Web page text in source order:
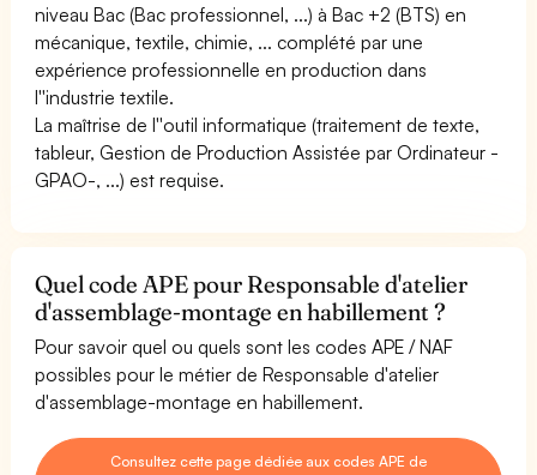
niveau Bac (Bac professionnel, ...) à Bac +2 (BTS) en
mécanique, textile, chimie, ... complété par une
expérience professionnelle en production dans
l''industrie textile.
La maîtrise de l''outil informatique (traitement de texte,
tableur, Gestion de Production Assistée par Ordinateur -
GPAO-, ...) est requise.
Quel code APE pour Responsable d'atelier
d'assemblage-montage en habillement ?
Pour savoir quel ou quels sont les codes APE / NAF
possibles pour le métier de Responsable d'atelier
d'assemblage-montage en habillement.
Consultez cette page dédiée aux codes APE de